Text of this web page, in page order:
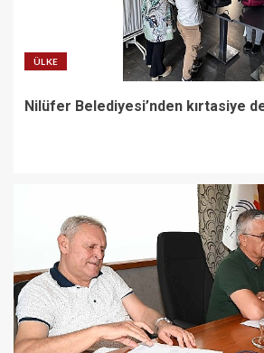
meclis
5
Başkan
Önerisiyle
Salonu Yıl
Ücretsiz
ÜLKE
Nilüfer Belediyesi’nden kırtasiye